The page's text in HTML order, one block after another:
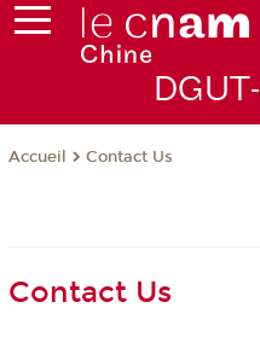
DGUT-
Accueil Contact Us
Contact Us